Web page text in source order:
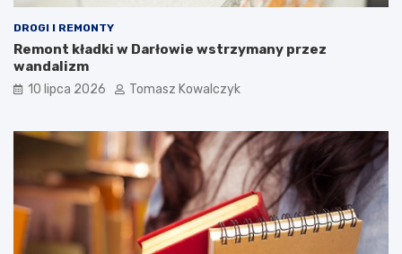
DROGI I REMONTY
Remont kładki w Darłowie wstrzymany przez
wandalizm
10 lipca 2026 Tomasz Kowalczyk